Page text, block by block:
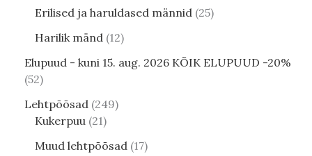
Erilised ja haruldased männid 25
Harilik mänd 12
Elupuud - kuni 15. aug. 2026 KÕIK ELUPUUD -20%
52
Lehtpõõsad 249
Kukerpuu 21
Muud lehtpõõsad 17